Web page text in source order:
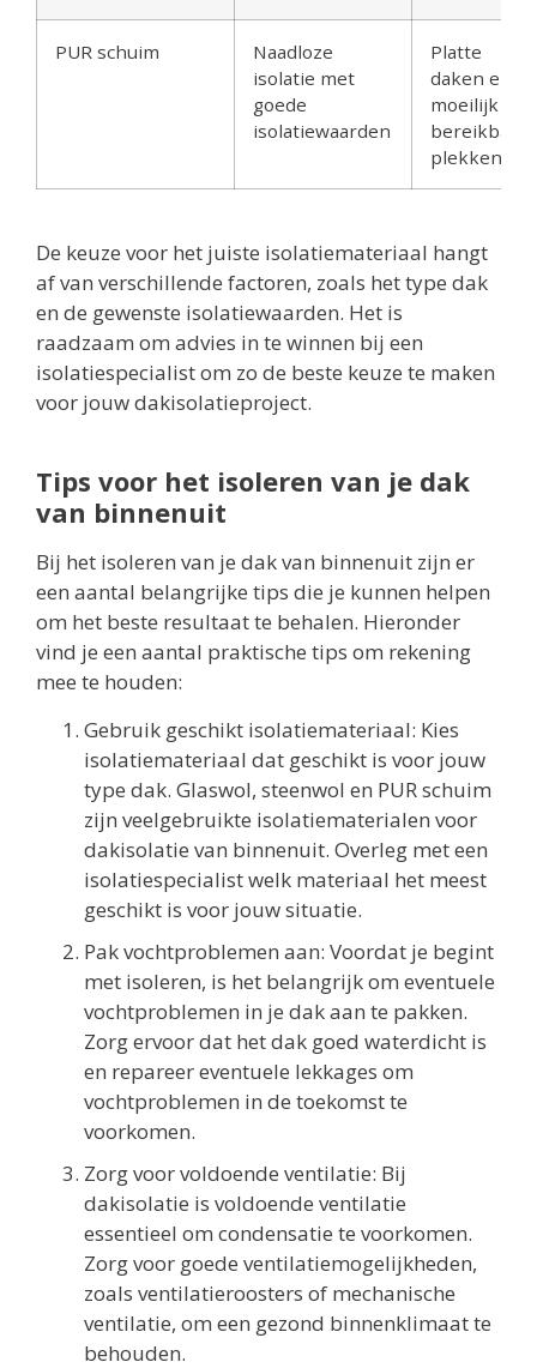
PUR schuim
Naadloze
isolatie met
goede
isolatiewaarden
Platte
daken en
moeilijk
bereikbare
plekken
De keuze voor het juiste isolatiemateriaal hangt
af van verschillende factoren, zoals het type dak
en de gewenste isolatiewaarden. Het is
raadzaam om advies in te winnen bij een
isolatiespecialist om zo de beste keuze te maken
voor jouw dakisolatieproject.
Tips voor het isoleren van je dak
van binnenuit
Bij het isoleren van je dak van binnenuit zijn er
een aantal belangrijke tips die je kunnen helpen
om het beste resultaat te behalen. Hieronder
vind je een aantal praktische tips om rekening
mee te houden:
Gebruik geschikt isolatiemateriaal: Kies
isolatiemateriaal dat geschikt is voor jouw
type dak. Glaswol, steenwol en PUR schuim
zijn veelgebruikte isolatiematerialen voor
dakisolatie van binnenuit. Overleg met een
isolatiespecialist welk materiaal het meest
geschikt is voor jouw situatie.
Pak vochtproblemen aan: Voordat je begint
met isoleren, is het belangrijk om eventuele
vochtproblemen in je dak aan te pakken.
Zorg ervoor dat het dak goed waterdicht is
en repareer eventuele lekkages om
vochtproblemen in de toekomst te
voorkomen.
Zorg voor voldoende ventilatie: Bij
dakisolatie is voldoende ventilatie
essentieel om condensatie te voorkomen.
Zorg voor goede ventilatiemogelijkheden,
zoals ventilatieroosters of mechanische
ventilatie, om een gezond binnenklimaat te
behouden.